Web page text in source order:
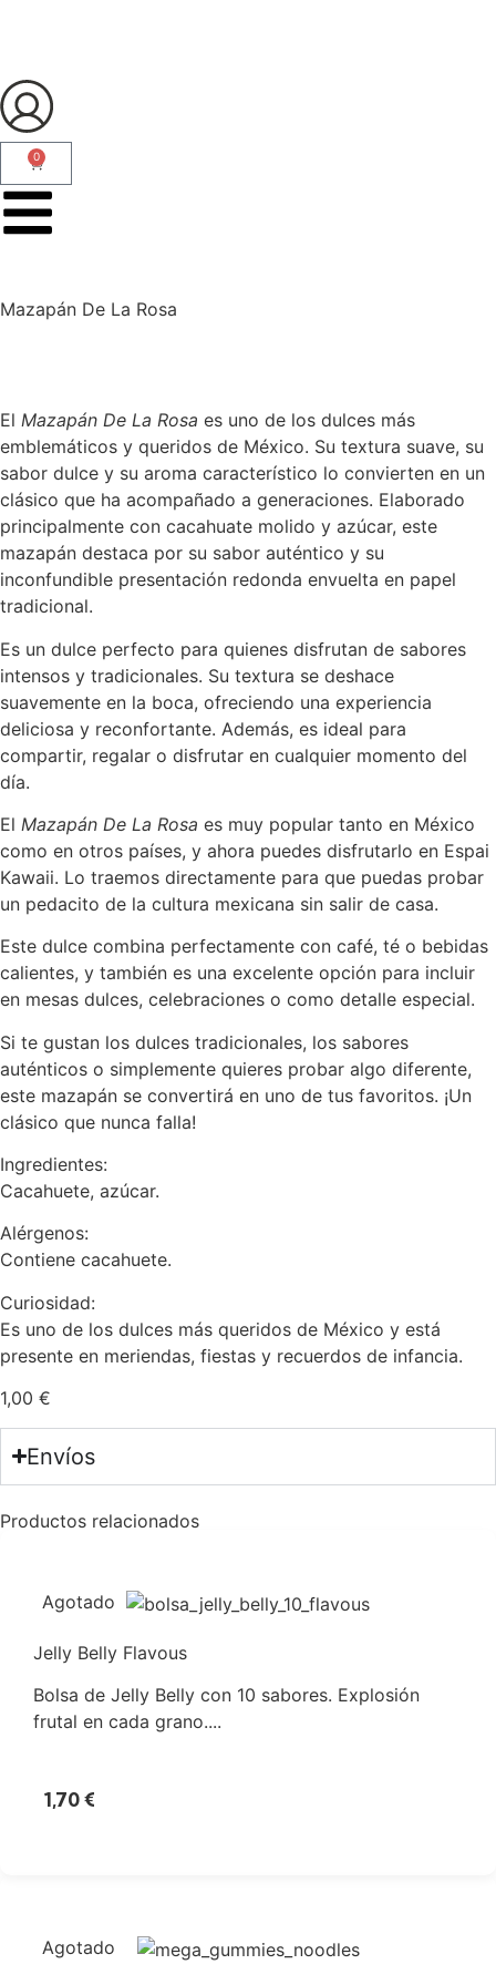
0
Mazapán De La Rosa
El Mazapán De La Rosa es uno de los dulces más
emblemáticos y queridos de México. Su textura suave, su
sabor dulce y su aroma característico lo convierten en un
clásico que ha acompañado a generaciones. Elaborado
principalmente con cacahuate molido y azúcar, este
mazapán destaca por su sabor auténtico y su
inconfundible presentación redonda envuelta en papel
tradicional.
Es un dulce perfecto para quienes disfrutan de sabores
intensos y tradicionales. Su textura se deshace
suavemente en la boca, ofreciendo una experiencia
deliciosa y reconfortante. Además, es ideal para
compartir, regalar o disfrutar en cualquier momento del
día.
El Mazapán De La Rosa es muy popular tanto en México
como en otros países, y ahora puedes disfrutarlo en Espai
Kawaii. Lo traemos directamente para que puedas probar
un pedacito de la cultura mexicana sin salir de casa.
Este dulce combina perfectamente con café, té o bebidas
calientes, y también es una excelente opción para incluir
en mesas dulces, celebraciones o como detalle especial.
Si te gustan los dulces tradicionales, los sabores
auténticos o simplemente quieres probar algo diferente,
este mazapán se convertirá en uno de tus favoritos. ¡Un
clásico que nunca falla!
Ingredientes:
Cacahuete, azúcar.
Alérgenos:
Contiene cacahuete.
Curiosidad:
Es uno de los dulces más queridos de México y está
presente en meriendas, fiestas y recuerdos de infancia.
1,00 €
Envíos
Productos relacionados
Agotado
Jelly Belly Flavous
Bolsa de Jelly Belly con 10 sabores. Explosión
frutal en cada grano....
1,70€
Agotado